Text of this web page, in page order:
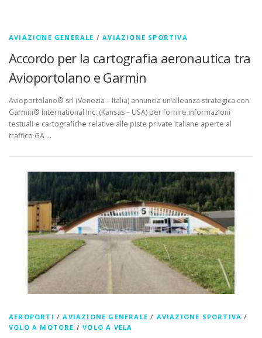
AVIAZIONE GENERALE /AVIAZIONE SPORTIVA
Accordo per la cartografia aeronautica tra
Avioportolano e Garmin
Avioportolano® srl (Venezia – Italia) annuncia un’alleanza strategica con
Garmin® International Inc. (Kansas – USA) per fornire informazioni
testuali e cartografiche relative alle piste private italiane aperte al
traffico GA …
AEROPORTI /AVIAZIONE GENERALE / AVIAZIONE SPORTIVA /
VOLO A MOTORE /VOLO A VELA